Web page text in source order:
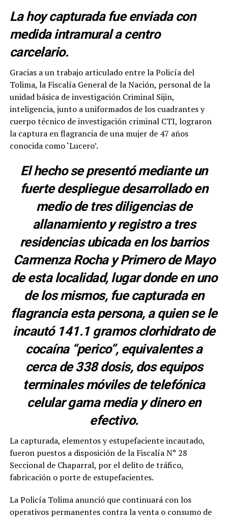
La hoy capturada fue enviada con
medida intramural a centro
carcelario.
Gracias a un trabajo articulado entre la Policía del
Tolima, la Fiscalía General de la Nación, personal de la
unidad básica de investigación Criminal Sijin,
inteligencia, junto a uniformados de los cuadrantes y
cuerpo técnico de investigación criminal CTI, lograron
la captura en flagrancia de una mujer de 47 años
conocida como ‘Lucero’.
El hecho se presentó mediante un
fuerte despliegue desarrollado en
medio de tres diligencias de
allanamiento y registro a tres
residencias ubicada en los barrios
Carmenza Rocha y Primero de Mayo
de esta localidad, lugar donde en uno
de los mismos, fue capturada en
flagrancia esta persona, a quien se le
incautó 141.1 gramos clorhidrato de
cocaína “perico”, equivalentes a
cerca de 338 dosis, dos equipos
terminales móviles de telefónica
celular gama media y dinero en
efectivo.
La capturada, elementos y estupefaciente incautado,
fueron puestos a disposición de la Fiscalía N° 28
Seccional de Chaparral, por el delito de tráfico,
fabricación o porte de estupefacientes.
La Policía Tolima anunció que continuará con los
operativos permanentes contra la venta o consumo de